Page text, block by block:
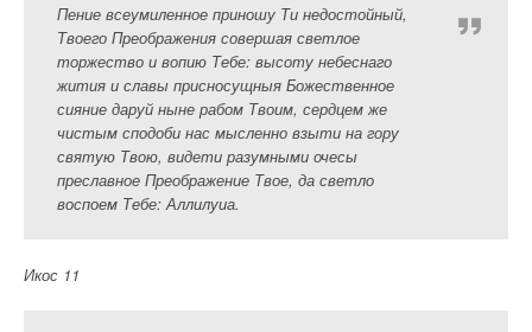
Пение всеумиленное приношу Ти недостойный,
Твоего Преображения совершая светлое
торжество и вопию Тебе: высоту небеснаго
жития и славы присносущныя Божественное
сияние даруй ныне рабом Твоим, сердцем же
чистым сподоби нас мысленно взыти на гору
святую Твою, видети разумными очесы
преславное Преображение Твое, да светло
воспоем Тебе: Аллилуиа.
Икос 11